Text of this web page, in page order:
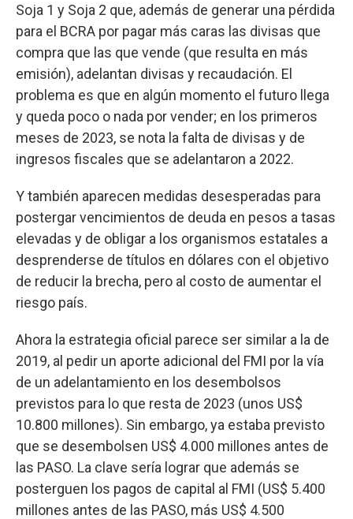
Soja 1 y Soja 2 que, además de generar una pérdida
para el BCRA por pagar más caras las divisas que
compra que las que vende (que resulta en más
emisión), adelantan divisas y recaudación. El
problema es que en algún momento el futuro llega
y queda poco o nada por vender; en los primeros
meses de 2023, se nota la falta de divisas y de
ingresos fiscales que se adelantaron a 2022.
Y también aparecen medidas desesperadas para
postergar vencimientos de deuda en pesos a tasas
elevadas y de obligar a los organismos estatales a
desprenderse de títulos en dólares con el objetivo
de reducir la brecha, pero al costo de aumentar el
riesgo país.
Ahora la estrategia oficial parece ser similar a la de
2019, al pedir un aporte adicional del FMI por la vía
de un adelantamiento en los desembolsos
previstos para lo que resta de 2023 (unos US$
10.800 millones). Sin embargo, ya estaba previsto
que se desembolsen US$ 4.000 millones antes de
las PASO. La clave sería lograr que además se
posterguen los pagos de capital al FMI (US$ 5.400
millones antes de las PASO, más US$ 4.500